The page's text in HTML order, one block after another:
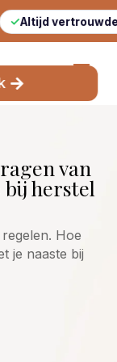
gezichten
van
herstel
Hoe
je naaste bij